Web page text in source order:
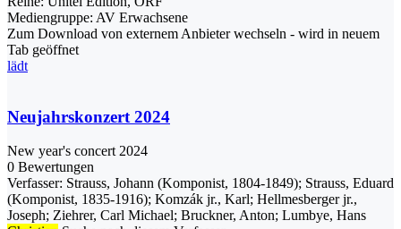
Mediengruppe: AV Erwachsene
Zum Download von externem Anbieter wechseln - wird in neuem
Tab geöffnet
lädt
Neujahrskonzert 2024
New year's concert 2024
0 Bewertungen
Verfasser: Strauss, Johann (Komponist, 1804-1849); Strauss, Eduard
(Komponist, 1835-1916); Komzák jr., Karl; Hellmesberger jr.,
Joseph; Ziehrer, Carl Michael; Bruckner, Anton; Lumbye, Hans